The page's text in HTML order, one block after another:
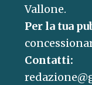
Vallone.
Per la tua
Contatti: